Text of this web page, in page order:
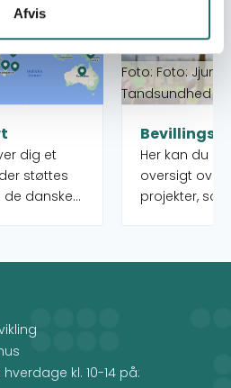
Afvis
dig et
støttes
de danske
på kortet,
du ser
der
land.
Foto: Foto:
Tandsundhed
Her kan du
oversigt over
projekter,
kan desuden
kl. 10-14 på: